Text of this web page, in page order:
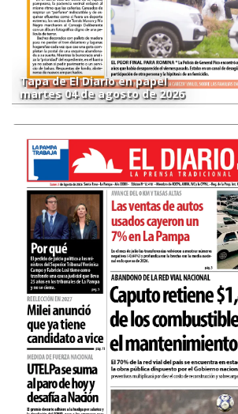
Tapa de El Diario en papel
martes 04 de agosto de 2026